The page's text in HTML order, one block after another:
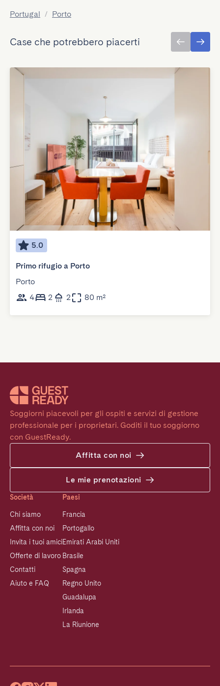
Portugal / Porto
Case che potrebbero piacerti
5.0
Primo rifugio a Porto
Porto
4
2 2 80 m²
Soggiorni piacevoli per gli ospiti e servizi di gestione
professionale per i proprietari. Goditi il tuo soggiorno
con GuestReady.
Affitta con noi
Le mie prenotazioni
Società
Chi siamo
Affitta con noi
Invita i tuoi amici
Offerte di lavoro
Contatti
Aiuto e FAQ
Paesi
Francia
Portogallo
Emirati Arabi Uniti
Brasile
Spagna
Regno Unito
Guadalupa
Irlanda
La Riunione